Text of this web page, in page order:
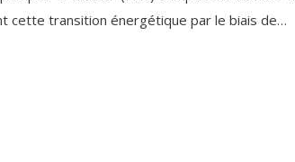
cette transition énergétique par le biais de…